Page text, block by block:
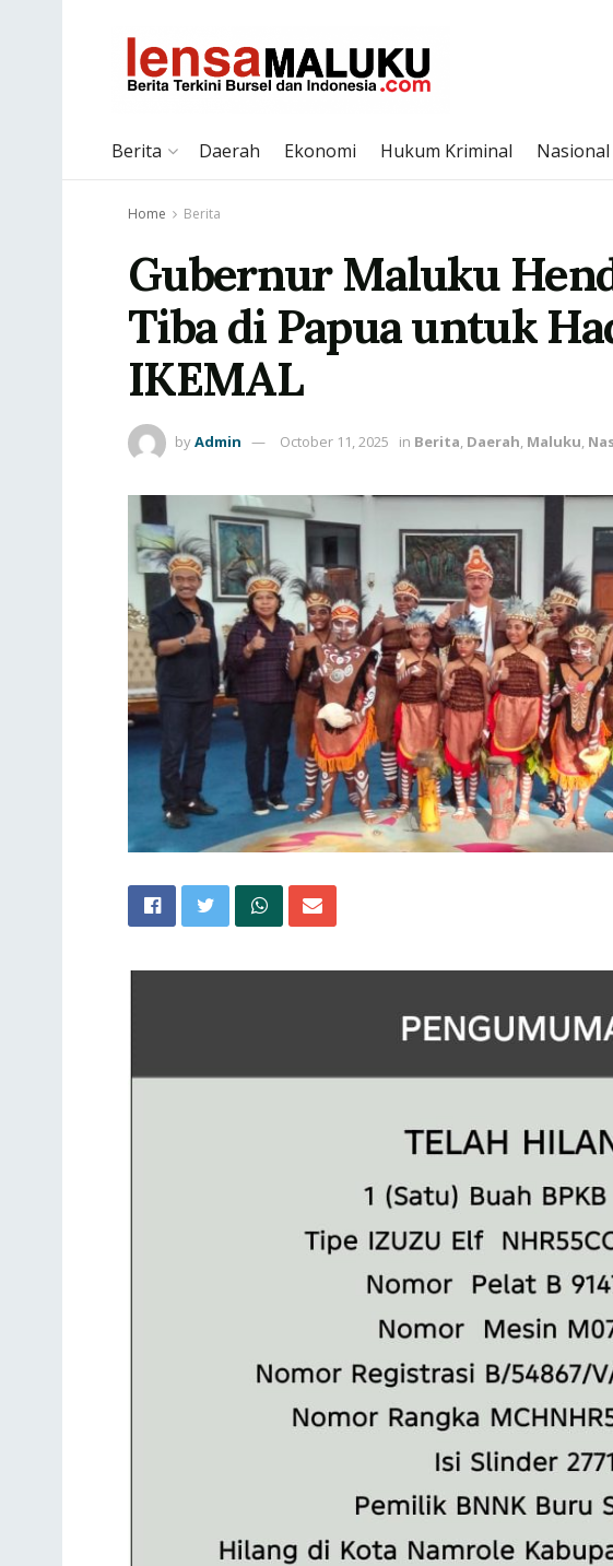
Berita Daerah Ekonomi Hukum Kriminal Nasional
Home Berita
Gubernur Maluku
Tiba di Papua untuk
IKEMAL
byAdmin October 11, 2025 in Berita, Daerah, Maluku,